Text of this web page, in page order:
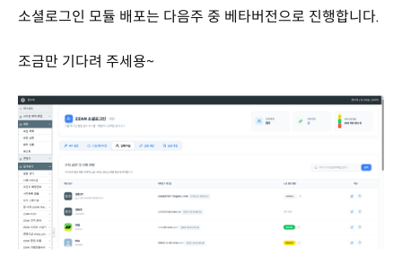
소셜로그인 모듈 배포는 다음주 중 베타버전으로 진행합니다.
조금만 기다려 주세용~